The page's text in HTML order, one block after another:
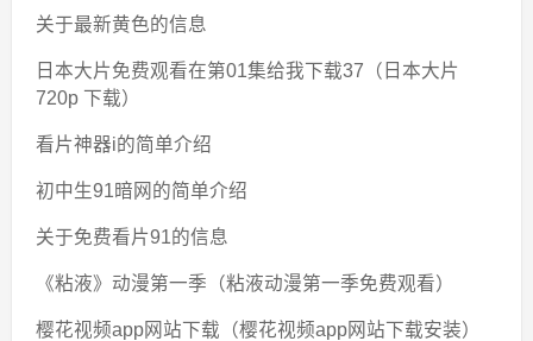
关于最新黄色的信息
日本大片免费观看在第01集给我下载37（日本大片
720p 下载）
看片神器i的简单介绍
初中生91暗网的简单介绍
关于免费看片91的信息
《粘液》动漫第一季（粘液动漫第一季免费观看）
樱花视频app网站下载（樱花视频app网站下载安装）